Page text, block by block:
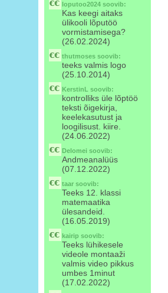
loputoo2024 soovib:
Kas keegi aitaks
ülikooli lõputöö
vormistamisega?
(26.02.2024)
thutmoses soovib:
teeks valmis logo
(25.10.2014)
KerstinL soovib:
kontrolliks üle lõptöö
teksti õigekirja,
keelekasutust ja
loogilisust. kiire.
(24.06.2022)
Delomei soovib:
Andmeanalüüs
(07.12.2022)
taar soovib:
Teeks 12. klassi
matemaatika
ülesandeid.
(16.05.2019)
kairip soovib:
Teeks lühikesele
videole montaaži
valmis video pikkus
umbes 1minut
(17.02.2022)